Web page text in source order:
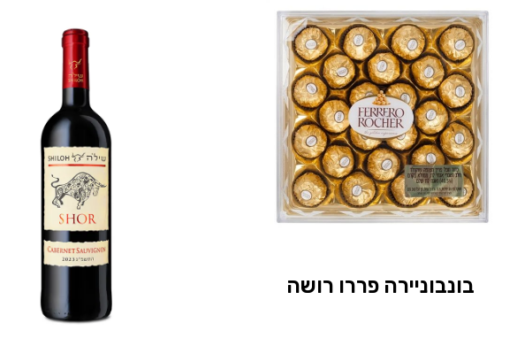
בונבוניירה פררו רושה